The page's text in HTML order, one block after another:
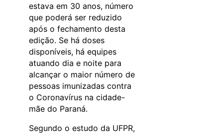
estava em 30 anos, número
que poderá ser reduzido
após o fechamento desta
edição. Se há doses
disponíveis, há equipes
atuando dia e noite para
alcançar o maior número de
pessoas imunizadas contra
o Coronavírus na cidade-
mãe do Paraná.
Segundo o estudo da UFPR,